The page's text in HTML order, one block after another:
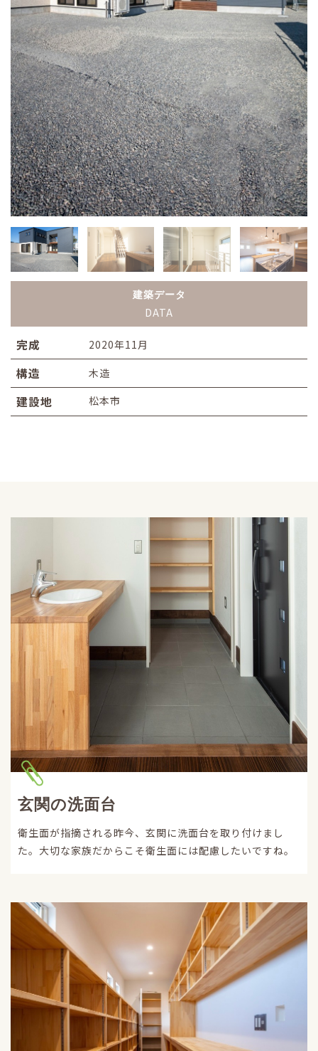
建築データ
DATA
完成 2020年11月
構造 木造
建設地 松本市
玄関の洗面台
衛生面が指摘される昨今、玄関に洗面台を取り付けまし
た。大切な家族だからこそ衛生面には配慮したいですね。